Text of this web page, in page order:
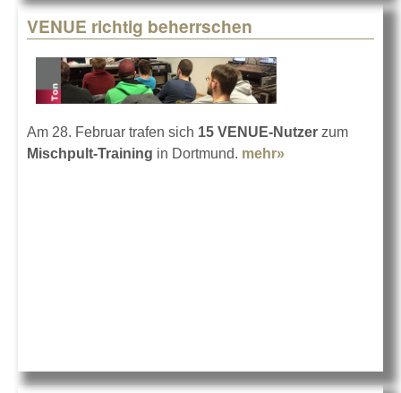
VENUE richtig beherrschen
Am 28. Februar trafen sich 15 VENUE-Nutzer zum
Mischpult-Training in Dortmund. mehr»